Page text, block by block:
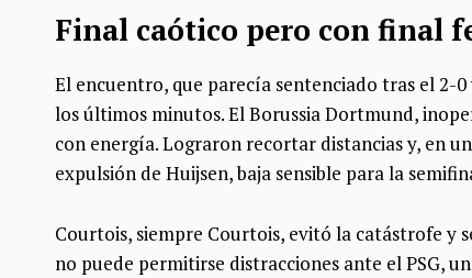
Final caótico pero con final
El encuentro, que parecía sentenciado tras el 2-
los últimos minutos. El Borussia Dortmund,
con energía. Lograron recortar distancias y, en
expulsión de Huijsen, baja sensible para la
Courtois, siempre Courtois, evitó la catástrofe y
no puede permitirse distracciones ante el PSG,